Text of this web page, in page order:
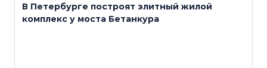
В Петербурге построят элитный жилой
комплекс у моста Бетанкура